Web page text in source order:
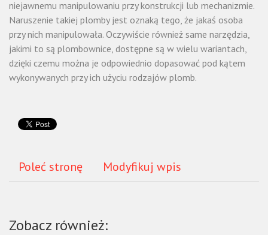
niejawnemu manipulowaniu przy konstrukcji lub mechanizmie.
Naruszenie takiej plomby jest oznaką tego, że jakaś osoba
przy nich manipulowała. Oczywiście również same narzędzia,
jakimi to są plombownice, dostępne są w wielu wariantach,
dzięki czemu można je odpowiednio dopasować pod kątem
wykonywanych przy ich użyciu rodzajów plomb.
Poleć stronę Modyfikuj wpis
Zobacz również: